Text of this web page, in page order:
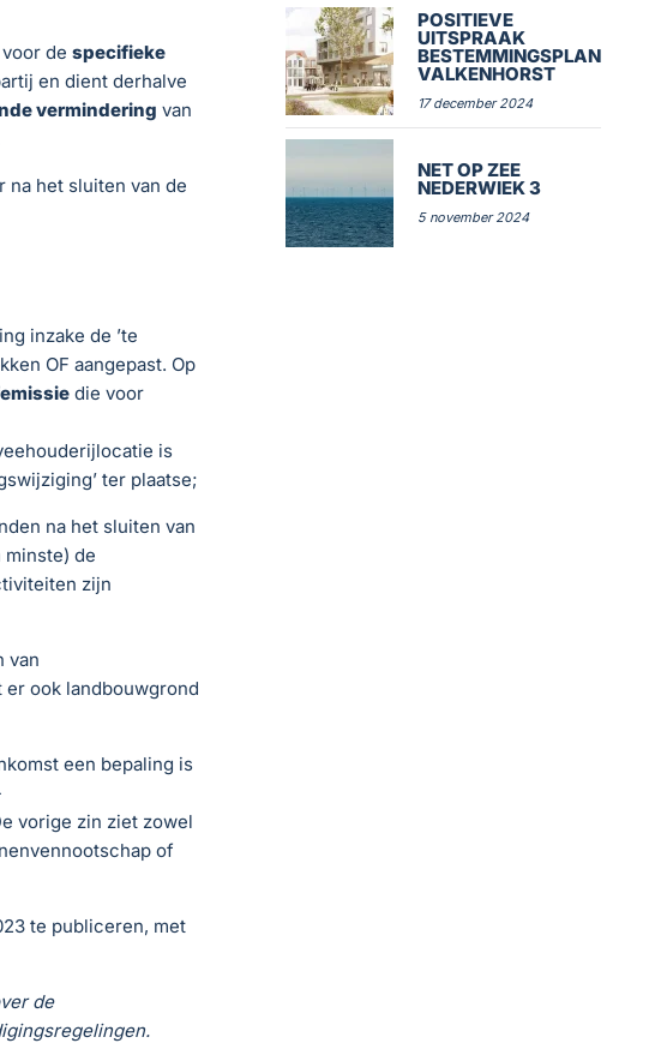
de specifieke
en dient derhalve
vermindering van
na het sluiten van de
inzake de ’te
OF aangepast. Op
die voor
is
ter plaatse;
na het sluiten van
de
zijn
van
ook landbouwgrond
een bepaling is
vorige zin ziet zowel
of
te publiceren, met
de
POSITIEVE
UITSPRAAK
BESTEMMINGSPLAN
VALKENHORST
17 december 2024
NET OP ZEE
NEDERWIEK 3
5 november 2024